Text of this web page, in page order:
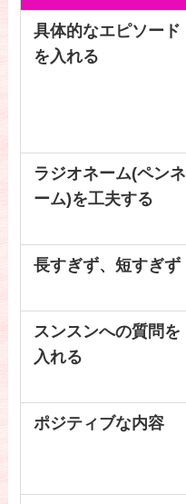
具体的なエピソード
を入れる
ラジオネーム(ペンネ
ーム)を工夫する
長すぎず、短すぎず
スンスンへの質問を
入れる
ポジティブな内容